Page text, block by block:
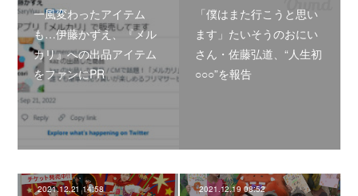
一風変わったアイテム
も…伊藤かずえ、『メル
カリ』への出品アイテム
をファンにPR
「僕はまた行こうと思い
ます」たいそうのおにい
さん・佐藤弘道、“人生初
○○○”を報告
2021.12.21 14:58 2021.12.19 08:52